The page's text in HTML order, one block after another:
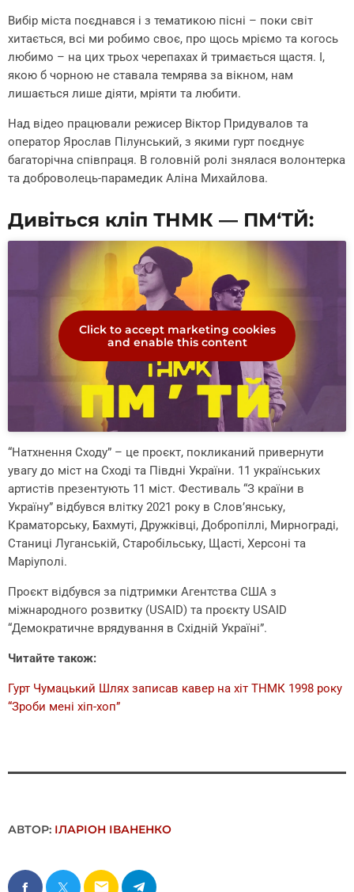
Вибір міста поєднався і з тематикою пісні – поки світ
хитається, всі ми робимо своє, про щось мріємо та когось
любимо – на цих трьох черепахах й тримається щастя. І,
якою б чорною не ставала темрява за вікном, нам
лишається лише діяти, мріяти та любити.
Над відео працювали режисер Віктор Придувалов та
оператор Ярослав Пілунський, з якими гурт поєднує
багаторічна співпраця. В головній ролі знялася волонтерка
та доброволець-парамедик Аліна Михайлова.
Дивіться кліп ТНМК — ПМ‘ТЙ:
Click to accept marketing cookies
and enable this content
“Натхнення Сходу” – це проєкт, покликаний привернути
увагу до міст на Сході та Півдні України. 11 українських
артистів презентують 11 міст. Фестиваль “З країни в
Україну” відбувся влітку 2021 року в Слов’янську,
Краматорську, Бахмуті, Дружківці, Добропіллі, Мирнограді,
Станиці Луганській, Старобільську, Щасті, Херсоні та
Маріуполі.
Проєкт відбувся за підтримки Агентства США з
міжнародного розвитку (USAID) та проєкту USAID
“Демократичне врядування в Східній Україні”.
Читайте також:
Гурт Чумацький Шлях записав кавер на хіт ТНМК 1998 року
“Зроби мені хіп-хоп”
АВТОР: ІЛАРІОН ІВАНЕНКО
email